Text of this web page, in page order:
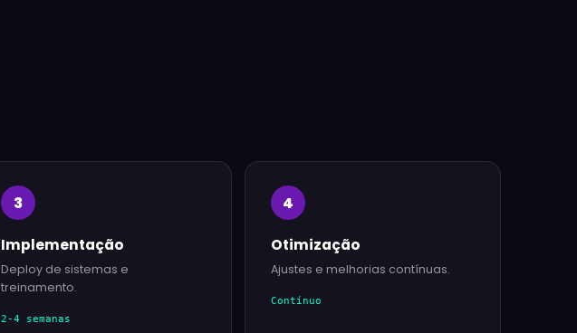
3
Implementação
Deploy de sistemas e
treinamento.
2-4 semanas
4
Otimização
Ajustes e melhorias contínuas.
Contínuo